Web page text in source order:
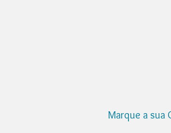
Marque a sua